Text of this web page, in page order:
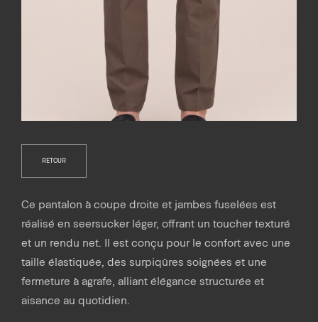
RETOUR
Ce pantalon à coupe droite et jambes fuselées est
réalisé en seersucker léger, offrant un toucher texturé
et un rendu net. Il est conçu pour le confort avec une
taille élastiquée, des surpiqûres soignées et une
fermeture à agrafe, alliant élégance structurée et
aisance au quotidien.